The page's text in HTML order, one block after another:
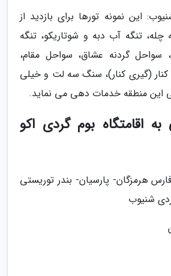
این نمونه تورها برای بازدید از
چله، تنگه آب دبه و شوتاریکو، تنگه
سواحل گردنه عشاق، سواحل مقام،
کنار (گیری کنار)، سنگ سه لت و خیلی
این منطقه خدمات دهی می نماید.
اقامتگاه بوم گردی اکو
هرمزگان- پارسیان- بندر توریستی
شنیوب